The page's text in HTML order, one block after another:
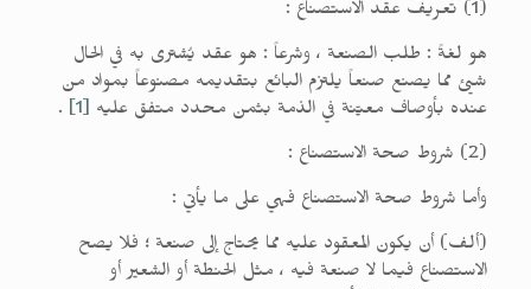
(1) تعريف عقد الاستصناع :
هو لغةً : طلب الصنعة ، وشرعاً : هو عقد يُشترى به في الحال
شيئ مما يصنع صنعاً يلتزم البائع بتقديمه مصنوعاً بمواد من
عنده بأوصاف معيّنة في الذمة بثمن محدد متفق عليه [1]
.
(2) شروط صحة الاستصناع :
وأما شروط صحة الاستصناع فهي على ما يأتي :
(ألف) أن يكون المعقود عليه مما يحتاج إلى صنعة ؛ فلا يصح
الاستصناع فيما لا صنعة فيه ، مثل الحنطة أو الشعير أو